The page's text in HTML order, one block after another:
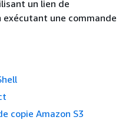
un lien de
une commande
copie Amazon S3